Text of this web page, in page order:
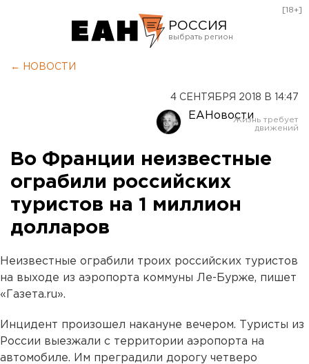
РОССИЯ
Оренбург
[18+]
← НОВОСТИ
4 СЕНТЯБРЯ 2018 В 14:47
ЕАНовости
Во Франции неизвестные
ограбили российских
туристов на 1 миллион
долларов
Неизвестные ограбили троих российских туристов
на выходе из аэропорта коммуны Ле-Бурже, пишет
«Газета.ru».
Инцидент произошел накануне вечером. Туристы из
России выезжали с территории аэропорта на
автомобиле. Им преградили дорогу четверо